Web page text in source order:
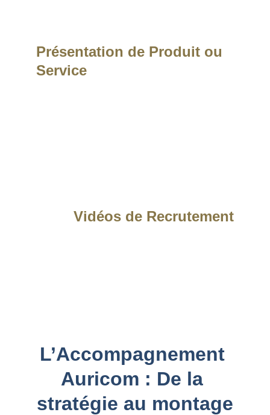
Vidéos de Recrutement
Présentation de Produit ou
Service
L’Accompagnement
Auricom : De la
stratégie au montage